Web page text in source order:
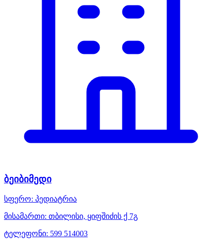
ბეიბიმედი
სფერო: პედიატრია
მისამართი: თბილისი, ყიფშიძის ქ 7გ
ტელეფონი: 599 514003